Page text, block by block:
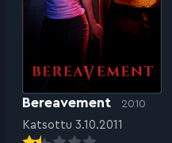
Bereavement 2010
Katsottu 3.10.2011